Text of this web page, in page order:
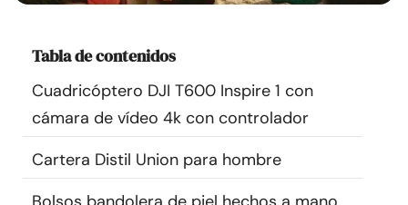
Cursos
Recursos
Comunidad
Encuentra un terapeuta
Tabla de contenidos
Cuadricóptero DJI T600 Inspire 1 con
cámara de vídeo 4k con controlador
Cartera Distil Union para hombre